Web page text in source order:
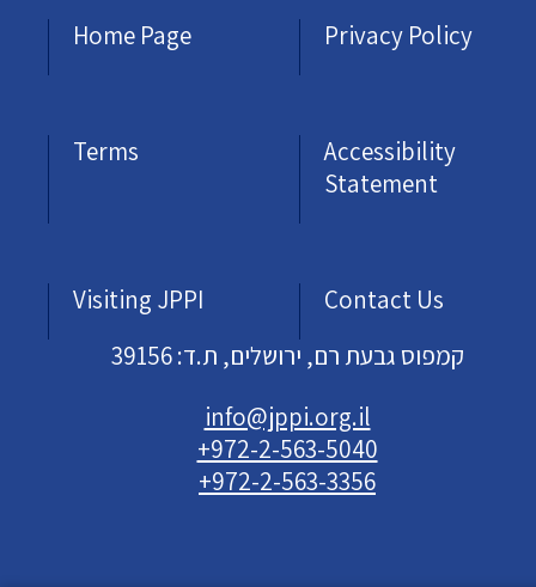
Home Page
Privacy Policy
Terms
Accessibility
Statement
Visiting JPPI
Contact Us
קמפוס גבעת רם, ירושלים, ת.ד: 39156
info@jppi.org.il
+972-2-563-5040
+972-2-563-3356